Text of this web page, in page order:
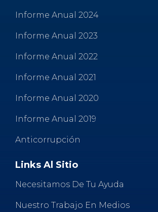
Informe Anual 2024
Informe Anual 2023
Informe Anual 2022
Informe Anual 2021
Informe Anual 2020
Informe Anual 2019
Anticorrupción
Links Al Sitio
Necesitamos De Tu Ayuda
Nuestro Trabajo En Medios